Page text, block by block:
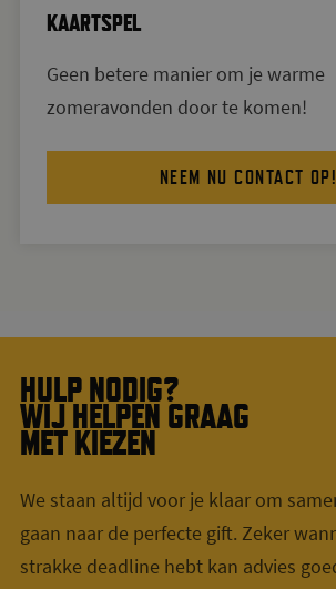
KAARTSPEL
Geen betere manier om je warme
zomeravonden door te komen!
NEEM NU CONTACT OP!
HULP NODIG?
WIJ HELPEN GRAAG
MET KIEZEN
We staan altijd voor je klaar om
gaan naar de perfecte gift. Zeker
strakke deadline hebt kan advies